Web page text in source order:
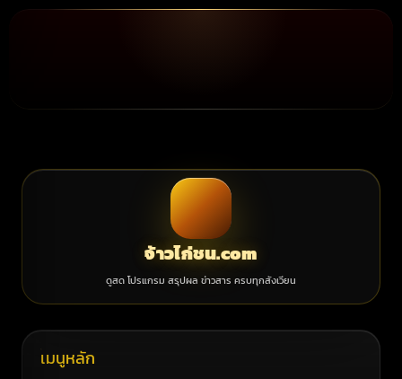
จ้าวไก่ชน.com
ดูสด โปรแกรม สรุปผล ข่าวสาร ครบทุกสังเวียน
เมนูหลัก